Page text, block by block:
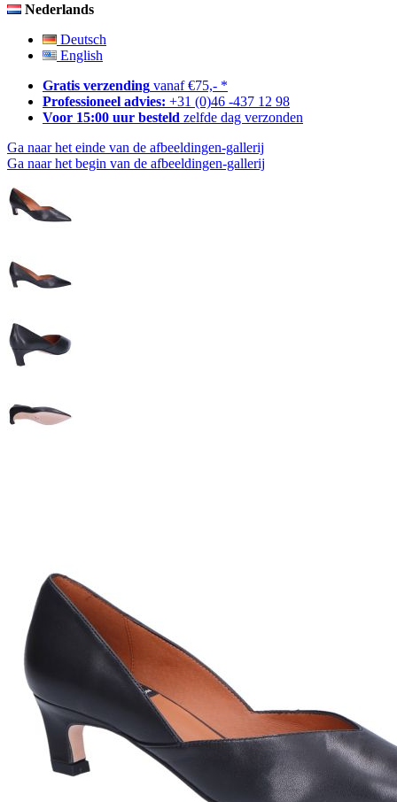
Nederlands
Deutsch
English
Gratis verzending vanaf €75,- *
Professioneel advies: +31 (0)46 -437 12 98
Voor 15:00 uur besteld zelfde dag verzonden
Ga naar het einde van de afbeeldingen-gallerij
Ga naar het begin van de afbeeldingen-gallerij